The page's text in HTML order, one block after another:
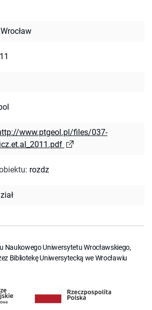
Wrocław
www.ptgeol.pl/files/037-
: rozdz
Naukowego Uniwersytetu Wrocławskiego,
Bibliotekę Uniwersytecką we Wrocławiu